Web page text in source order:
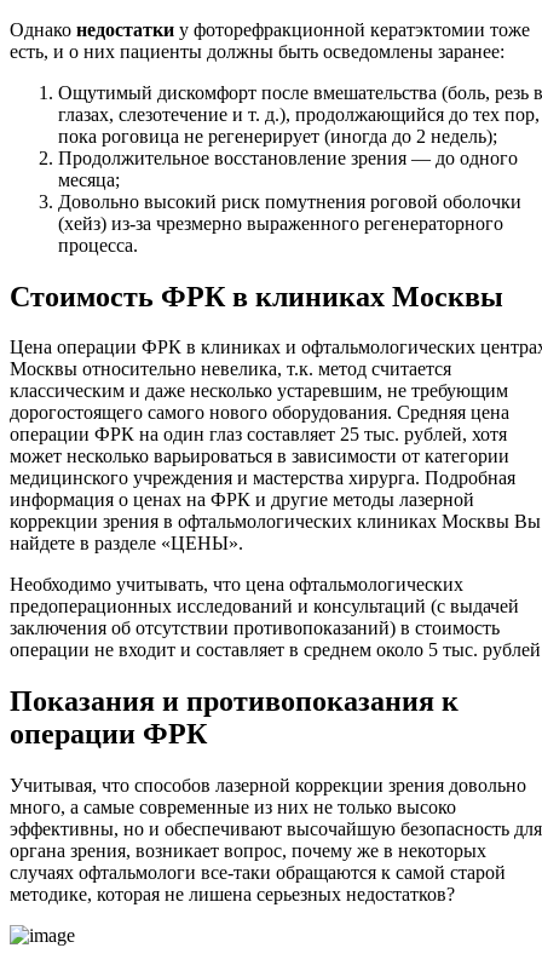
Однако недостатки у фоторефракционной кератэктомии тоже
есть, и о них пациенты должны быть осведомлены заранее:
Ощутимый дискомфорт после вмешательства (боль, резь в
глазах, слезотечение и т. д.), продолжающийся до тех пор,
пока роговица не регенерирует (иногда до 2 недель);
Продолжительное восстановление зрения — до одного
месяца;
Довольно высокий риск помутнения роговой оболочки
(хейз) из-за чрезмерно выраженного регенераторного
процесса.
Стоимость ФРК в клиниках Москвы
Цена операции ФРК в клиниках и офтальмологических
Москвы относительно невелика, т.к. метод считается
классическим и даже несколько устаревшим, не требующим
дорогостоящего самого нового оборудования. Средняя цена
операции ФРК на один глаз составляет 25 тыс. рублей, хотя
может несколько варьироваться в зависимости от категории
медицинского учреждения и мастерства хирурга. Подробная
информация о ценах на ФРК и другие методы лазерной
коррекции зрения в офтальмологических клиниках Москвы Вы
найдете в разделе «ЦЕНЫ».
Необходимо учитывать, что цена офтальмологических
предоперационных исследований и консультаций (с выдачей
заключения об отсутствии противопоказаний) в стоимость
операции не входит и составляет в среднем около 5 тыс.
Показания и противопоказания к
операции ФРК
Учитывая, что способов лазерной коррекции зрения довольно
много, а самые современные из них не только высоко
эффективны, но и обеспечивают высочайшую безопасность для
органа зрения, возникает вопрос, почему же в некоторых
случаях офтальмологи все-таки обращаются к самой старой
методике, которая не лишена серьезных недостатков?